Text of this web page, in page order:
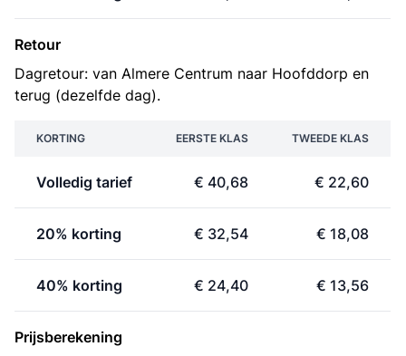
Retour
Dagretour: van Almere Centrum naar Hoofddorp en
terug (dezelfde dag).
KORTING EERSTE KLAS TWEEDE KLAS
Volledig tarief € 40,68 € 22,60
20% korting € 32,54 € 18,08
40% korting € 24,40 € 13,56
Prijsberekening